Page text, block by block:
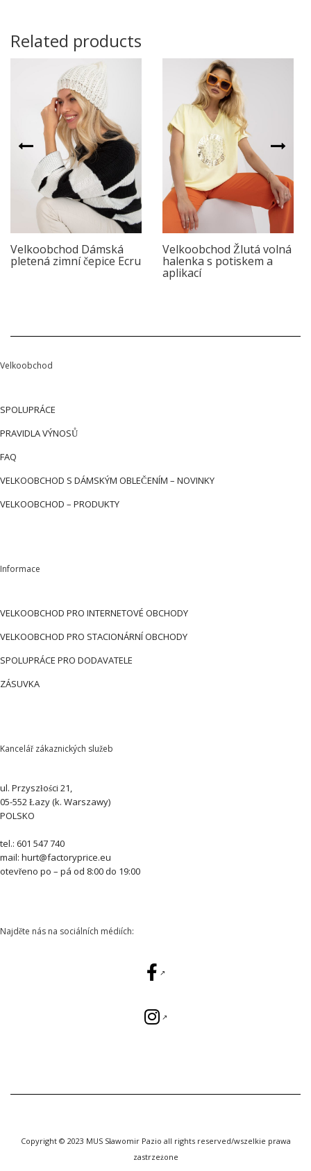
Related products
Velkoobchod Dámská
pletená zimní čepice Ecru
Velkoobchod Žlutá volná
halenka s potiskem a
aplikací
Velkoobchod
SPOLUPRÁCE
PRAVIDLA VÝNOSŮ
FAQ
VELKOOBCHOD S DÁMSKÝM OBLEČENÍM – NOVINKY
VELKOOBCHOD – PRODUKTY
Informace
VELKOOBCHOD PRO INTERNETOVÉ OBCHODY
VELKOOBCHOD PRO STACIONÁRNÍ OBCHODY
SPOLUPRÁCE PRO DODAVATELE
ZÁSUVKA
Kancelář zákaznických služeb
ul. Przyszłości 21,
05-552 Łazy (k. Warszawy)
POLSKO
tel.: 601 547 740
mail: hurt@factoryprice.eu
otevřeno po – pá od 8:00 do 19:00
Najděte nás na sociálních médiích:
Copyright © 2023 MUS Sławomir Pazio all rights reserved/wszelkie prawa
zastrzeżone